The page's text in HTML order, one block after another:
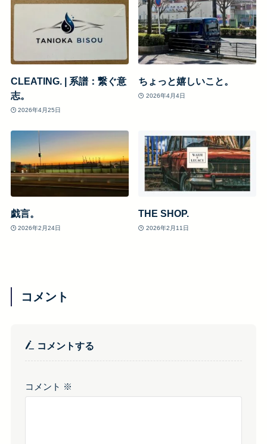
CLEATING. | 系譜：繋ぐ意
志。
2026年4月25日
ちょっと嬉しいこと。
2026年4月4日
戯言。
2026年2月24日
THE SHOP.
2026年2月11日
コメント
コメントする
コメント ※